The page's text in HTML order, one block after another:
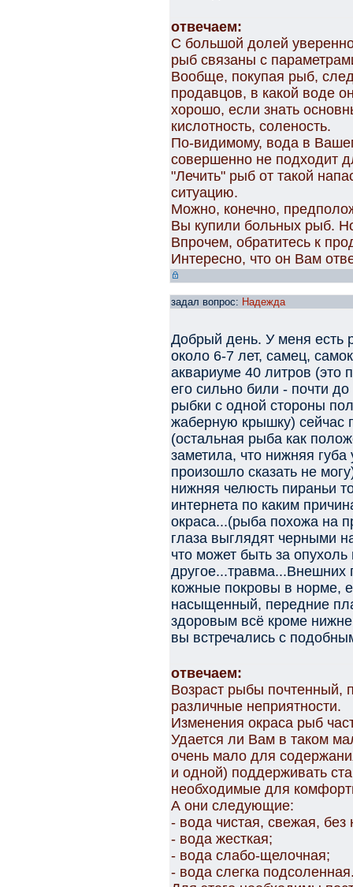
отвечаем:
С большой долей
рыб связаны с
Вообще, покупая рыб,
продавцов, в какой воде
хорошо, если знать
кислотность, соленость.
По-видимому, вода в
совершенно не подходит
"Лечить" рыб от такой
ситуацию.
Можно, конечно,
Вы купили больных рыб.
Впрочем, обратитесь к
Интересно, что он Вам
задал вопрос: Надежда
Добрый день. У меня есть
около 6-7 лет, самец,
аквариуме 40 литров (это
его сильно били - почти
рыбки с одной стороны
жаберную крышку) сейчас
(остальная рыба как
заметила, что нижняя губа
произошло сказать не
нижняя челюсть пираньи
интернета по каким
окраса...(рыба похожа на
глаза выглядят черными
что может быть за
другое...травма...Внешних
кожные покровы в норме,
насыщенный, передние
здоровым всё кроме
вы встречались с
отвечаем:
Возраст рыбы почтенный,
различные неприятности.
Изменения окраса рыб
Удается ли Вам в таком
очень мало для
и одной) поддерживать
необходимые для
А они следующие:
- вода чистая, свежая, без
- вода жесткая;
- вода слабо-щелочная;
- вода слегка